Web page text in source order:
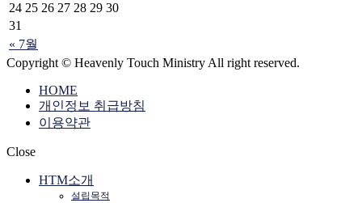
« 7월
24 25 26 27 28 29 30
31
Copyright © Heavenly Touch Ministry All right reserved.
HOME
개인정보 취급방침
이용약관
Close
HTM소개
설립목적